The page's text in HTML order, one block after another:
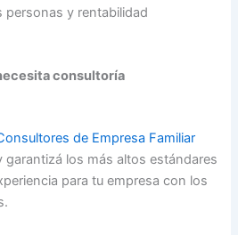
personas y rentabilidad
consultoría
de Empresa Familiar
garantizá los más altos estándares
para tu empresa con los